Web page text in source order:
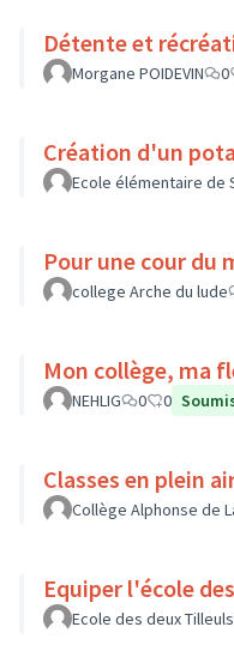
Détente et
Morgane POIDEVIN 0
Création d'un
Ecole élémentaire de
Pour une cour du
college Arche du lude
Mon collège, ma
NEHLIG 0 0
Classes en plein
Collège Alphonse de
Equiper l'école
Ecole des deux Tilleuls